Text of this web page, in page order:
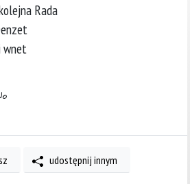
Rada
wnet
udostępnij innym